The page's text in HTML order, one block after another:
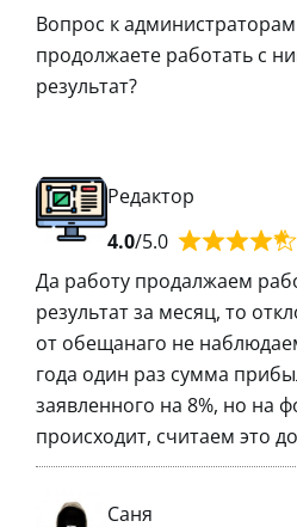
Вопрос к
продолжаете работать с
результат?
Редактор
4.0/5.0
Да работу продалжаем
результат за месяц, то
от обещанаго не
года один раз сумма
заявленного на 8%, но на
происходит, считаем это
Саня